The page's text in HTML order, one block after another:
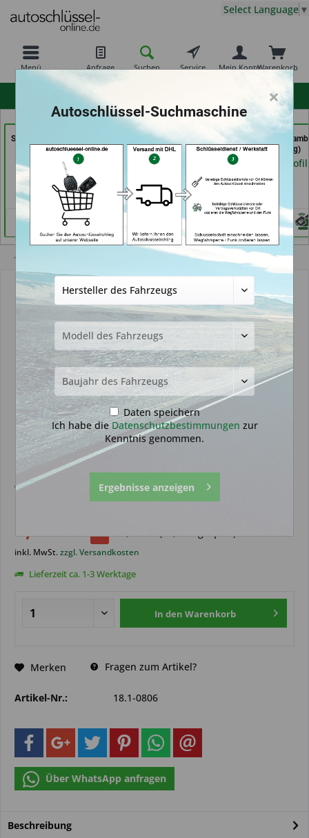
Menü Anfrage Suchen Service Warenkorb
Mein Konto
Select Language ▼
Shoes & Keys by Eski (in
Erlangen)
Händlerprofil
Schlüsseldienst
Possienke (in Bremen)
Händlerprofil
Autoschlüssel
(in Hamburg)
Händlerprofil
Autoschlüsselgehäuse und Zubehör
Drückpad geeignet für Toyota 3
Tasten (Aftermarket Produkt)
8,99 € * 12,99 € * (30,79% gespart)
inkl. MwSt.zzgl. Versandkosten
Lieferzeit ca. 1-3 Werktage
In den Warenkorb
Merken Fragen zum Artikel?
Artikel-Nr.: 18.1-0806
Über WhatsApp anfragen
Beschreibung
×
Autoschlüssel-Suchmaschine
Daten speichern
Ich habe dieDatenschutzbestimmungen zur
Kenntnis genommen.
Ergebnisse anzeigen